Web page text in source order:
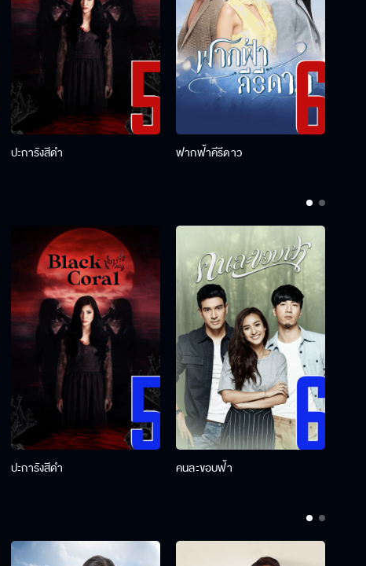
ปะการังสีดำ ฟากฟ้าคีรีดาว
ปะการังสีดำ คนละขอบฟ้า